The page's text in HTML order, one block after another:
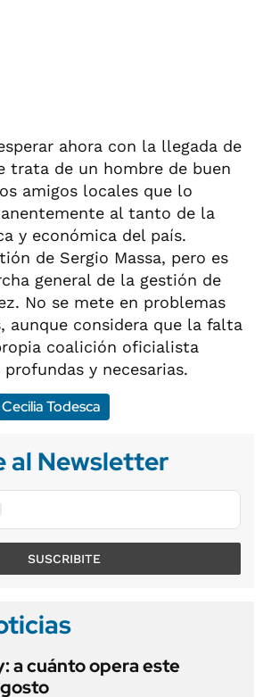
ahora con la llegada de
trata de un hombre de buen
amigos locales que lo
al tanto de la
y económica del país.
de Sergio Massa, pero es
general de la gestión de
No se mete en problemas
aunque considera que la falta
coalición oficialista
y necesarias.
Cecilia Todesca
al Newsletter
SUSCRIBITE
a cuánto opera este